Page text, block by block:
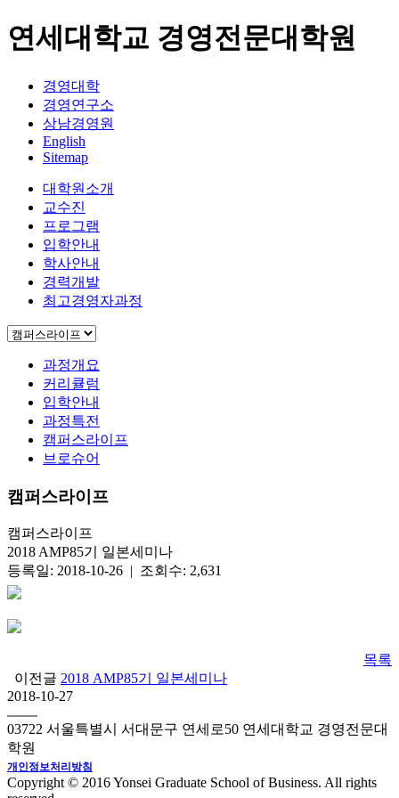
연세대학교 경영전문대학원
경영대학
경영연구소
상남경영원
English
Sitemap
대학원소개
교수진
프로그램
입학안내
학사안내
경력개발
최고경영자과정
과정개요
커리큘럼
입학안내
과정특전
캠퍼스라이프
브로슈어
캠퍼스라이프
캠퍼스라이프
2018 AMP85기 일본세미나
등록일: 2018-10-26 | 조회수: 2,631
목록
이전글 2018 AMP85기 일본세미나
2018-10-27
03722 서울특별시 서대문구 연세로50 연세대학교 경영전문대
학원
개인정보처리방침
Copyright © 2016 Yonsei Graduate School of Business. All rights